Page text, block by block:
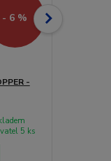
- 6 %
-
5 ks